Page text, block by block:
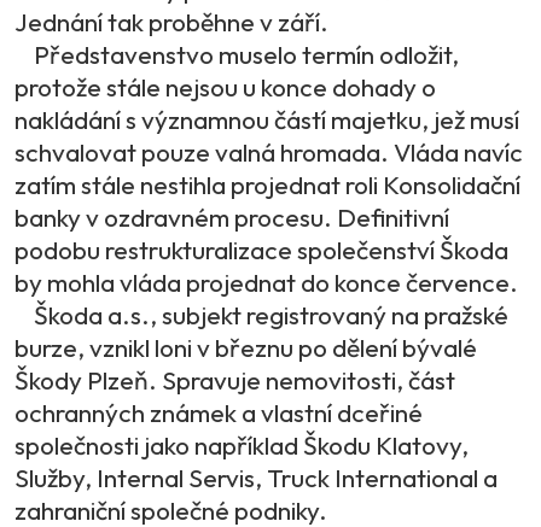
Jednání tak proběhne v září.
Představenstvo muselo termín odložit,
protože stále nejsou u konce dohady o
nakládání s významnou částí majetku, jež musí
schvalovat pouze valná hromada. Vláda navíc
zatím stále nestihla projednat roli Konsolidační
banky v ozdravném procesu. Definitivní
podobu restrukturalizace společenství Škoda
by mohla vláda projednat do konce července.
Škoda a.s., subjekt registrovaný na pražské
burze, vznikl loni v březnu po dělení bývalé
Škody Plzeň. Spravuje nemovitosti, část
ochranných známek a vlastní dceřiné
společnosti jako například Škodu Klatovy,
Služby, Internal Servis, Truck International a
zahraniční společné podniky.